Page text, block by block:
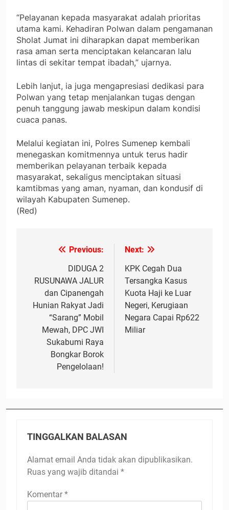
“Pelayanan kepada masyarakat adalah prioritas
utama kami. Kehadiran Polwan dalam pengamanan
Sholat Jumat ini diharapkan dapat memberikan
rasa aman serta menciptakan kelancaran lalu
lintas di sekitar tempat ibadah,” ujarnya.
Lebih lanjut, ia juga mengapresiasi dedikasi para
Polwan yang tetap menjalankan tugas dengan
penuh tanggung jawab meskipun dalam kondisi
cuaca panas.
Melalui kegiatan ini, Polres Sumenep kembali
menegaskan komitmennya untuk terus hadir
memberikan pelayanan terbaik kepada
masyarakat, sekaligus menciptakan situasi
kamtibmas yang aman, nyaman, dan kondusif di
wilayah Kabupaten Sumenep.
(Red)
NavigasiPrevious:
DIDUGA 2
RUSUNAWA JALUR
dan Cipanengah
Hunian Rakyat Jadi
“Sarang” Mobil
Mewah, DPC JWI
Sukabumi Raya
Bongkar Borok
Pengelolaan!
Next:
KPK Cegah Dua
Tersangka Kasus
Kuota Haji ke Luar
Negeri, Kerugiaan
Negara Capai Rp622
Miliar
TINGGALKAN BALASAN
Alamat email Anda tidak akan dipublikasikan.
Ruas yang wajib ditandai *
Komentar *